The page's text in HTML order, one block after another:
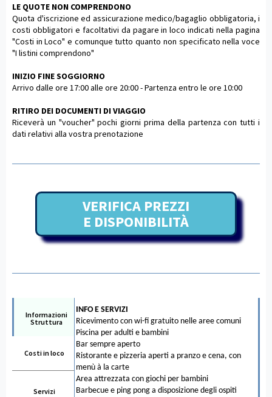
LE QUOTE NON COMPRENDONO
Quota d'iscrizione ed assicurazione medico/bagaglio obbligatoria, i
costi obbligatori e facoltativi da pagare in loco indicati nella pagina
"Costi in Loco" e comunque tutto quanto non specificato nella voce
"I listini comprendono"
INIZIO FINE SOGGIORNO
Arrivo dalle ore 17:00 alle ore 20:00 - Partenza entro le ore 10:00
RITIRO DEI DOCUMENTI DI VIAGGIO
Riceverà un "voucher" pochi giorni prima della partenza con tutti i
dati relativi alla vostra prenotazione
VERIFICA PREZZI
E DISPONIBILITÀ
Informazioni
Struttura
Costi in loco
Servizi
INFO E SERVIZI
Ricevimento con wi-fi gratuito nelle aree comuni
Piscina per adulti e bambini
Bar sempre aperto
Ristorante e pizzeria aperti a pranzo e cena, con
menù à la carte
Area attrezzata con giochi per bambini
Barbecue e ping pong a disposizione degli ospiti